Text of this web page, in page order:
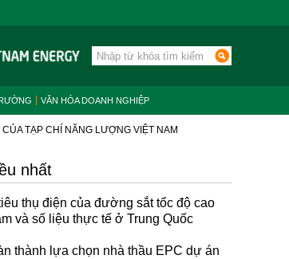
VĂN HÓA DOANH NGHIỆP
TẠP CHÍ NĂNG LƯỢNG VIỆT NAM
nhất
thụ điện của đường sắt tốc độ cao
và số liệu thực tế ở Trung Quốc
thành lựa chọn nhà thầu EPC dự án